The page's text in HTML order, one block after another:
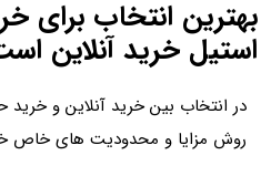
بهترین انتخاب برای
استیل خرید آنلاین
در انتخاب بین خرید آنلاین و
روش مزایا و محدودیت‌ های خاص